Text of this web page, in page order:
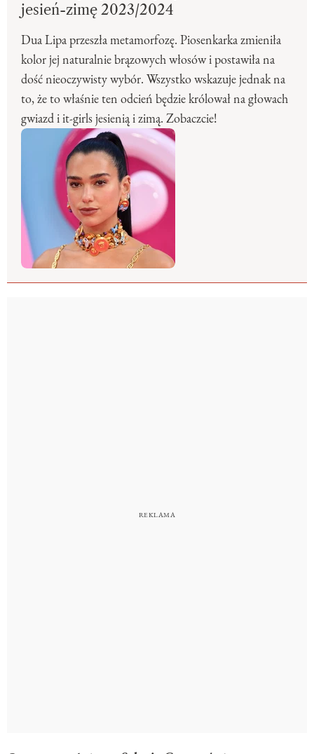
jesień-zimę 2023/2024
Dua Lipa przeszła metamorfozę. Piosenkarka zmieniła
kolor jej naturalnie brązowych włosów i postawiła na
dość nieoczywisty wybór. Wszystko wskazuje jednak na
to, że to właśnie ten odcień będzie królował na głowach
gwiazd i it-girls jesienią i zimą. Zobaczcie!